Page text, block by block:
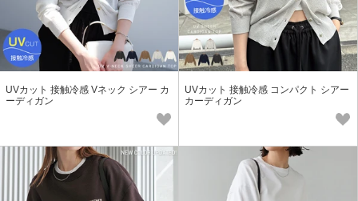
UVカット 接触冷感 Vネック シアー カ
ーディガン
UVカット 接触冷感 コンパクト シアー
カーディガン